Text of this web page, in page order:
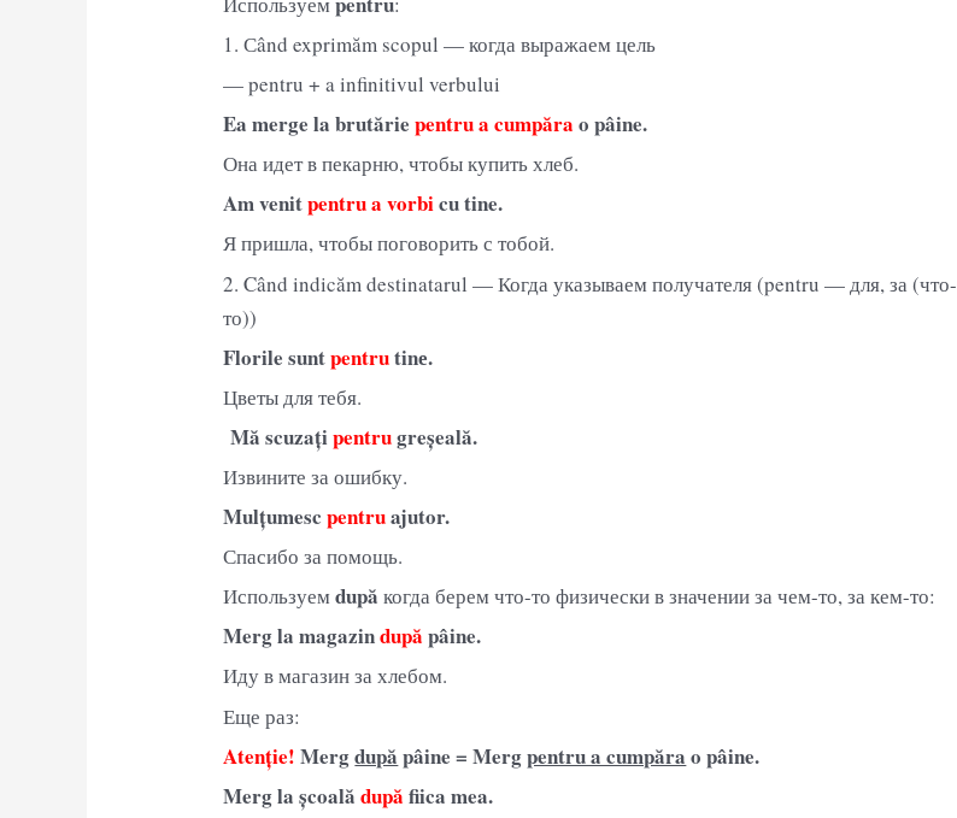
1. Сând exprimăm scopul — когда выражаем цель
— pentru + a infinitivul verbului
Ea merge la brutăriepentru a cumpăra o pâine.
Она идет в пекарню, чтобы купить хлеб.
Am venitpentru a vorbicu tine.
Я пришла, чтобы поговорить с тобой.
2. Când indicăm destinatarul — Когда указываем получателя (pentru — для, за (что-
то))
Florile suntpentrutinе.
Цветы для тебя.
Mă scuzațipentrugreșeală.
Извините за ошибку.
Mulțumescpentruajutor.
Спасибо за помощь.
Используемdupă когда берем что-то физически в значении за чем-то, за кем-то:
Merg la magazindupă pâine.
Иду в магазин за хлебом.
Еще раз:
Atenție! Mergdupă pâine = Mergpentru a cumpăra o pâine.
Merg la școalădupă fiica mea.